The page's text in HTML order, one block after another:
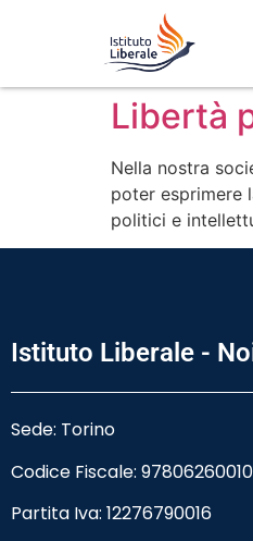
Libertà
Nella nostra
poter esprimere
politici e
Istituto Liberale -
Sede: Torino
Codice Fiscale: 97806260010
Partita Iva: 12276790016